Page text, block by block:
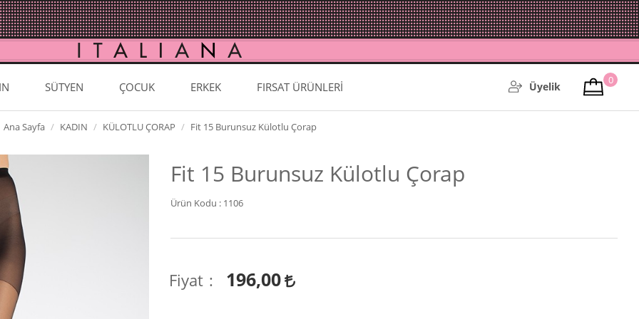
SÜTYEN ÇOCUK ERKEK FIRSAT ÜRÜNLERİ Üyelik 0
Ana Sayfa KADIN KÜLOTLU ÇORAP Fit 15 Burunsuz Külotlu Çorap
Fit 15 Burunsuz Külotlu Çorap
Ürün Kodu : 1106
Fiyat 196,00